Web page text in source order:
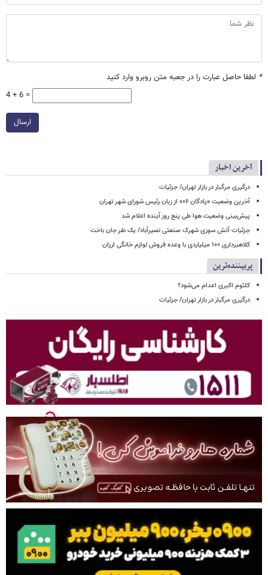
* لطفا حاصل عبارت را در جعبه متن روبرو وارد کنید
4 + 6 =
ارسال
آخرین اخبار
درگیری مرگبار در بازار تهران/ جزئیات
آخرین وضعیت «پادگان ۰۶» از زبان رئیس شورای شهر تهران
پیش‌بینی وضعیت هوا طی پنج روز آینده اعلام شد
جزئیات آتش سوزی شهرک صنعتی نصیرآباد/ یک نفر جان باخت
کلاهبرداری ۱۰۰ میلیاردی با وعده فروش لوازم خانگی ارزان
پربیننده‌ترین
کلثوم اکبری اعدام می‌شود؟
درگیری مرگبار در بازار تهران/ جزئیات